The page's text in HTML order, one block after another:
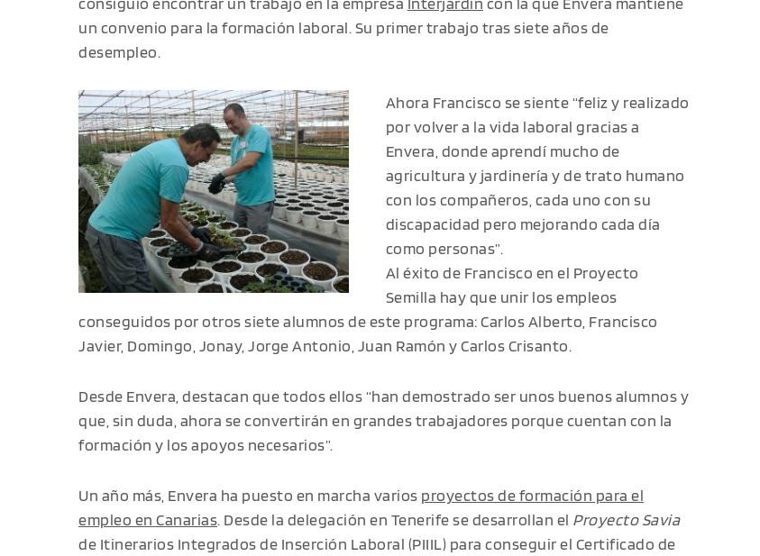
un convenio para la formación laboral. Su primer trabajo tras siete años de
desempleo.
Ahora Francisco se siente “feliz y realizado
por volver a la vida laboral gracias a
Envera, donde aprendí mucho de
agricultura y jardinería y de trato humano
con los compañeros, cada uno con su
discapacidad pero mejorando cada día
como personas”.
Al éxito de Francisco en el Proyecto
Semilla hay que unir los empleos
conseguidos por otros siete alumnos de este programa: Carlos Alberto, Francisco
Javier, Domingo, Jonay, Jorge Antonio, Juan Ramón y Carlos Crisanto.
Desde Envera, destacan que todos ellos “han demostrado ser unos buenos alumnos y
que, sin duda, ahora se convertirán en grandes trabajadores porque cuentan con la
formación y los apoyos necesarios”.
Un año más, Envera ha puesto en marcha varios proyectos de formación para el
empleo en Canarias. Desde la delegación en Tenerife se desarrollan el Proyecto Savia
de Itinerarios Integrados de Inserción Laboral (PIIIL) para conseguir el Certificado de